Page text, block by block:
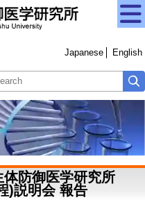
Japanese English
防御医学研究所
)説明会 報告